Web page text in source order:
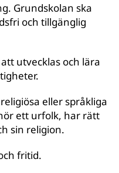
Grundskolan ska
och tillgänglig
utvecklas och lära
eller språkliga
ett urfolk, har rätt
sin religion.
fritid.